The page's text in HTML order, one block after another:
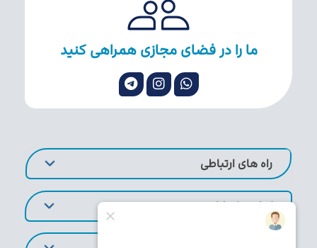
ما را در فضای مجازی همراهی کنید
راه های ارتباطی
لینک های کاربردی